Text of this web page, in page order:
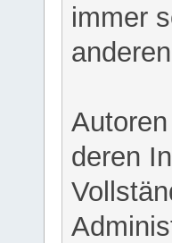
immer
deren